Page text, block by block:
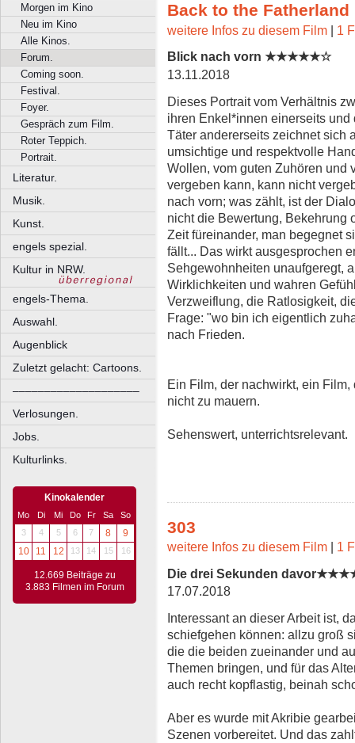
Morgen im Kino
Neu im Kino
Alle Kinos.
Forum.
Coming soon.
Festival.
Foyer.
Gespräch zum Film.
Roter Teppich.
Portrait.
Literatur.
Musik.
Kunst.
engels spezial.
Kultur in NRW.
engels-Thema.
Auswahl.
Augenblick
Zuletzt gelacht: Cartoons.
––––––––––––––––––––
Verlosungen.
Jobs.
Kulturlinks.
Kinokalender
Mo Di Mi Do Fr Sa
So
3
4 5 6 7 8
9
10
11 12 13 14 15 16
12.669 Beiträge zu
3.883 Filmen im Forum
Back to the Fatherland
weitere Infos zu diesem Film | 1
Blick nach vorn ★★★★★☆
13.11.2018
Dieses Portrait vom Verhältnis
ihren Enkel*innen einerseits
Täter andererseits zeichnet sich
umsichtige und respektvolle
Wollen, vom guten Zuhören und
vergeben kann, kann nicht
nach vorn; was zählt, ist der
nicht die Bewertung, Bekehrung
Zeit füreinander, man begegnet
fällt... Das wirkt ausgesprochen
Sehgewohnheiten unaufgeregt,
Wirklichkeiten und wahren
Verzweiflung, die Ratlosigkeit,
Frage: "wo bin ich eigentlich
nach Frieden.
Ein Film, der nachwirkt, ein
nicht zu mauern.
Sehenswert, unterrichtsrelevant.
303
weitere Infos zu diesem Film
1
Die drei Sekunden
17.07.2018
Interessant an dieser Arbeit ist,
schiefgehen können: allzu groß
die die beiden zueinander und
Themen bringen, und für das
auch recht kopflastig, beinah
Aber es wurde mit Akribie
Szenen vorbereitet. Und das